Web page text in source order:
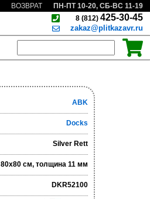
ВОЗВРАТ
ПН-ПТ 10-20, СБ-ВС 11-19
8 (812) 425-30-45
zakaz@plitkazavr.ru
ABK
Docks
Silver Rett
80x80 см, толщина 11 мм
DKR52100